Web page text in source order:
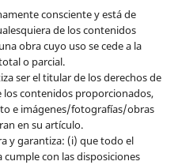
consciente y está de
de los contenidos
obra cuyo uso se cede a la
o parcial.
ser el titular de los derechos de
contenidos proporcionados,
e imágenes/fotografías/obras
en su artículo.
y garantiza: (i) que todo el
con las disposiciones